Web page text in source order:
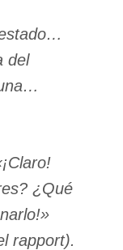
del
¿Qué
rapport).